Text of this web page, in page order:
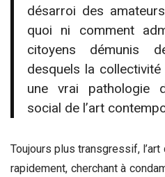
désarroi des
quoi ni comment
citoyens démunis
desquels la
une vrai pathologie
social de l’art
Toujours plus transgressif,
rapidement, cherchant à